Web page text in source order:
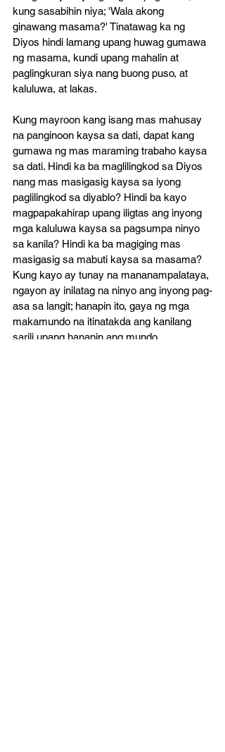
kung sasabihin niya; 'Wala akong
ginawang masama?' Tinatawag ka ng
Diyos hindi lamang upang huwag gumawa
ng masama, kundi upang mahalin at
paglingkuran siya nang buong puso, at
kaluluwa, at lakas.
Kung mayroon kang isang mas mahusay
na panginoon kaysa sa dati, dapat kang
gumawa ng mas maraming trabaho kaysa
sa dati. Hindi ka ba maglilingkod sa Diyos
nang mas masigasig kaysa sa iyong
paglilingkod sa diyablo? Hindi ba kayo
magpapakahirap upang iligtas ang inyong
mga kaluluwa kaysa sa pagsumpa ninyo
sa kanila? Hindi ka ba magiging mas
masigasig sa mabuti kaysa sa masama?
Kung kayo ay tunay na mananampalataya,
ngayon ay inilatag na ninyo ang inyong pag-
asa sa langit; hanapin ito, gaya ng mga
makamundo na itinatakda ang kanilang
sarili upang hanapin ang mundo.